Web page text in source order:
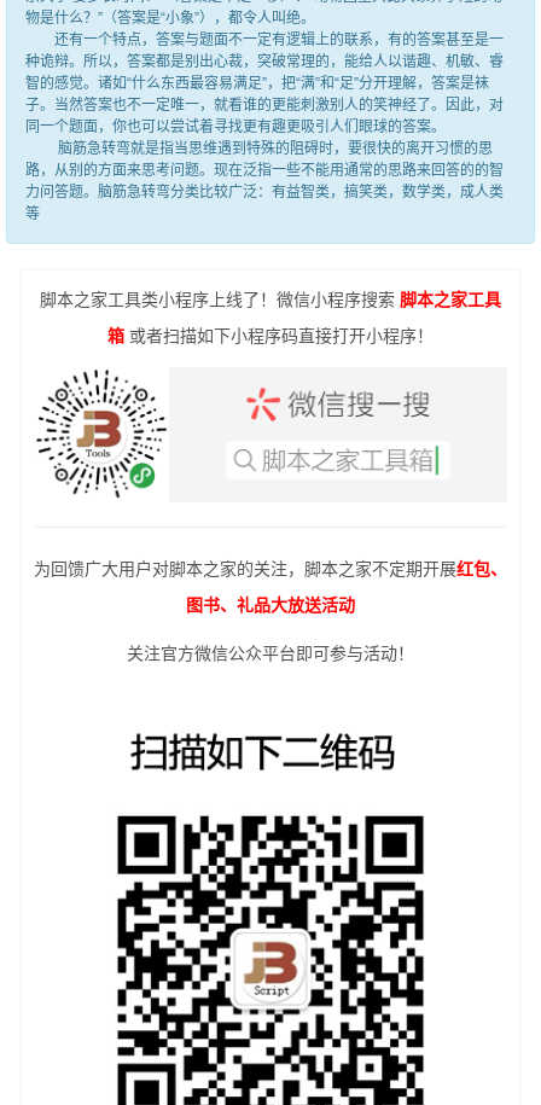
物是什么？”（答案是“小象”），都令人叫绝。
还有一个特点，答案与题面不一定有逻辑上的联系，有的答案甚至是一
种诡辩。所以，答案都是别出心裁，突破常理的，能给人以谐趣、机敏、睿
智的感觉。诸如“什么东西最容易满足”，把“满”和“足”分开理解，答案是袜
子。当然答案也不一定唯一，就看谁的更能刺激别人的笑神经了。因此，对
同一个题面，你也可以尝试着寻找更有趣更吸引人们眼球的答案。
脑筋急转弯就是指当思维遇到特殊的阻碍时，要很快的离开习惯的思
路，从别的方面来思考问题。现在泛指一些不能用通常的思路来回答的的智
力问答题。脑筋急转弯分类比较广泛：有益智类，搞笑类，数学类，成人类
等
脚本之家工具类小程序上线了！微信小程序搜索 脚本之家工具
箱 或者扫描如下小程序码直接打开小程序！
为回馈广大用户对脚本之家的关注，脚本之家不定期开展红包、
图书、礼品大放送活动
关注官方微信公众平台即可参与活动！